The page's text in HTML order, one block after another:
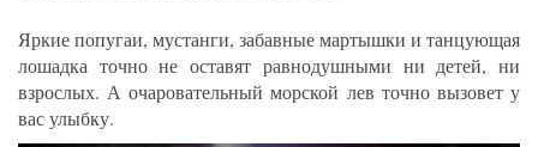
Яркие попугаи, мустанги, забавные мартышки и танцующая
лошадка точно не оставят равнодушными ни детей, ни
взрослых. А очаровательный морской лев точно вызовет у
вас улыбку.